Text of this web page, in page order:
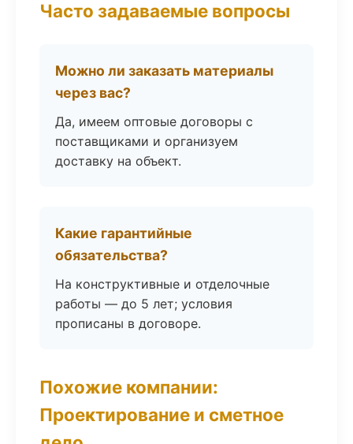
Часто задаваемые вопросы
Можно ли заказать материалы
через вас?
Да, имеем оптовые договоры с
поставщиками и организуем
доставку на объект.
Какие гарантийные
обязательства?
На конструктивные и отделочные
работы — до 5 лет; условия
прописаны в договоре.
Похожие компании:
Проектирование и сметное